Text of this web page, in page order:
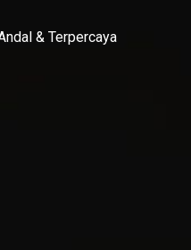
& Terpercaya